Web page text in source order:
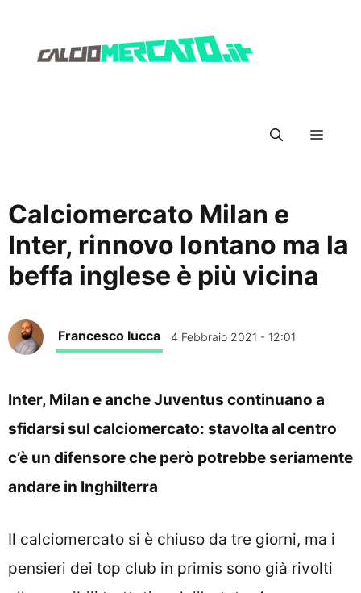
Menu
Calciomercato Milan e
Inter, rinnovo lontano ma la
beffa inglese è più vicina
Francesco Iucca 4 Febbraio 2021 - 12:01
Inter, Milan e anche Juventus continuano a
sfidarsi sul calciomercato: stavolta al centro
c’è un difensore che però potrebbe seriamente
andare in Inghilterra
Il calciomercato si è chiuso da tre giorni, ma i
pensieri dei top club in primis sono già rivolti